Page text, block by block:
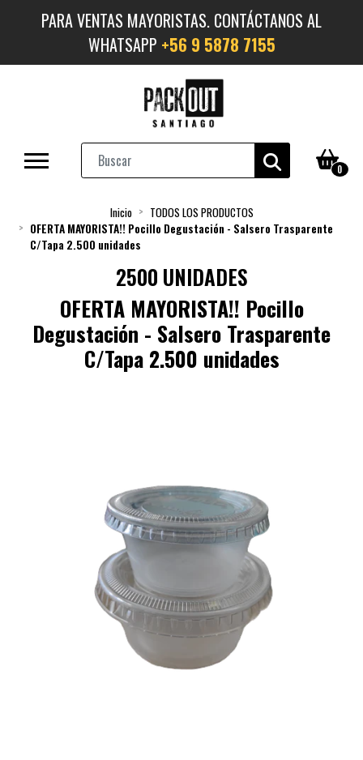
PARA VENTAS MAYORISTAS. CONTÁCTANOS AL
WHATSAPP +56 9 5878 7155
0
Inicio
TODOS LOS PRODUCTOS
OFERTA MAYORISTA!! Pocillo Degustación - Salsero Trasparente
C/Tapa 2.500 unidades
2500 UNIDADES
OFERTA MAYORISTA!! Pocillo
Degustación - Salsero Trasparente
C/Tapa 2.500 unidades